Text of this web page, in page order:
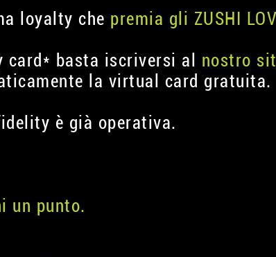
loyalty che premia gli ZUSHI
basta iscriversi al nostro
la virtual card gratuita.
è già operativa.
un punto.